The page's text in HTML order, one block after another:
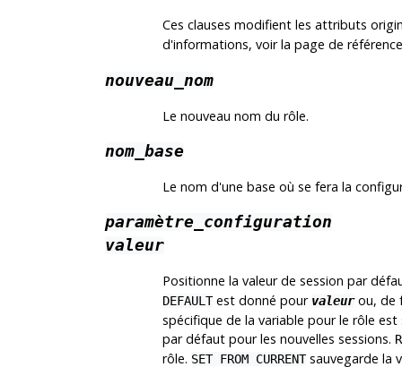
Ces clauses modifient les attributs
d'informations, voir la page de
nouveau_nom
Le nouveau nom du rôle.
nom_base
Le nom d'une base où se fera la
paramètre_configuration
valeur
Positionne la valeur de session par
DEFAULTest donné pour valeurou, de
spécifique de la variable pour le rôle
par défaut pour les nouvelles sessions.
rôle. SET FROM CURRENTsauvegarde la